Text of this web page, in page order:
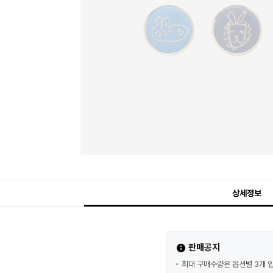
상세정보
판매공지
최대 구매수량은 옵션별 3개